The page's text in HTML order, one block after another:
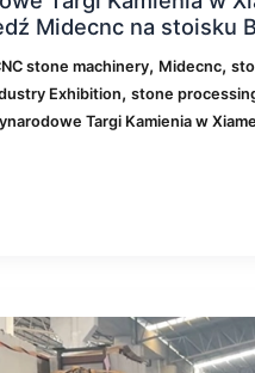
Midecnc na stoisku
stone machinery, Midecnc,
Exhibition,stone
Targi Kamienia w